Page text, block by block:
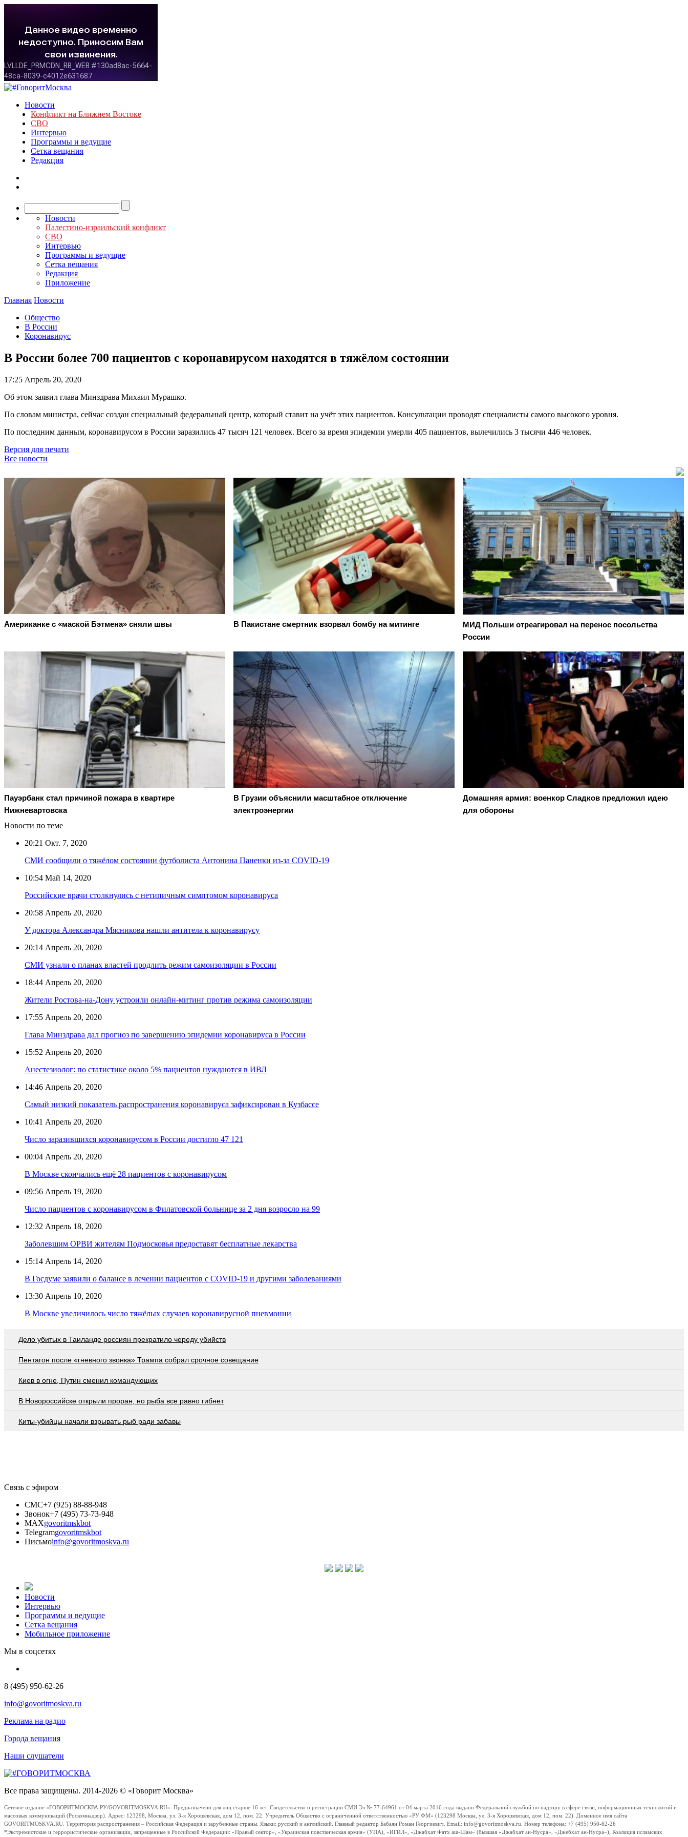
Новости
Конфликт на Ближнем Востоке
СВО
Интервью
Программы и ведущие
Сетка вещания
Редакция
Новости
Палестино-израильский конфликт
СВО
Интервью
Программы и ведущие
Сетка вещания
Редакция
Приложение
Главная Новости
Общество
В России
Коронавирус
В России более 700 пациентов с коронавирусом находятся в тяжёлом состоянии
17:25 Апрель 20, 2020
Об этом заявил глава Минздрава Михаил Мурашко.
По словам министра, сейчас создан специальный федеральный центр, который ставит на учёт этих пациентов. Консультации проводят специалисты самого высокого уровня.
По последним данным, коронавирусом в России заразились 47 тысяч 121 человек. Всего за время эпидемии умерли 405 пациентов, вылечились 3 тысячи 446 человек.
Версия для печати
Все новости
Американке с «маской Бэтмена» сняли швы В Пакистане смертник взорвал бомбу на митинге
МИД Польши отреагировал на перенос посольства
России
Пауэрбанк стал причиной пожара в квартире
Нижневартовска
В Грузии объяснили масштабное отключение
электроэнергии
Домашняя армия: военкор Сладков предложил идею
для обороны
Новости по теме
20:21 Окт. 7, 2020
СМИ сообщили о тяжёлом состоянии футболиста Антонина Паненки из-за COVID-19
10:54 Май 14, 2020
Российские врачи столкнулись с нетипичным симптомом коронавируса
20:58 Апрель 20, 2020
У доктора Александра Мясникова нашли антитела к коронавирусу
20:14 Апрель 20, 2020
СМИ узнали о планах властей продлить режим самоизоляции в России
18:44 Апрель 20, 2020
Жители Ростова-на-Дону устроили онлайн-митинг против режима самоизоляции
17:55 Апрель 20, 2020
Глава Минздрава дал прогноз по завершению эпидемии коронавируса в России
15:52 Апрель 20, 2020
Анестезиолог: по статистике около 5% пациентов нуждаются в ИВЛ
14:46 Апрель 20, 2020
Самый низкий показатель распространения коронавируса зафиксирован в Кузбассе
10:41 Апрель 20, 2020
Число заразившихся коронавирусом в России достигло 47 121
00:04 Апрель 20, 2020
В Москве скончались ещё 28 пациентов с коронавирусом
09:56 Апрель 19, 2020
Число пациентов с коронавирусом в Филатовской больнице за 2 дня возросло на 99
12:32 Апрель 18, 2020
Заболевшим ОРВИ жителям Подмосковья предоставят бесплатные лекарства
15:14 Апрель 14, 2020
В Госдуме заявили о балансе в лечении пациентов с COVID-19 и другими заболеваниями
13:30 Апрель 10, 2020
В Москве увеличилось число тяжёлых случаев коронавирусной пневмонии
Дело убитых в Таиланде россиян прекратило череду убийств
Пентагон после «гневного звонка» Трампа собрал срочное совещание
Киев в огне, Путин сменил командующих
В Новороссийске открыли проран, но рыба все равно гибнет
Киты-убийцы начали взрывать рыб ради забавы
Связь с эфиром
СМС+7 (925) 88-88-948
Звонок+7 (495) 73-73-948
MAXgovoritmskbot
Telegramgovoritmskbot
Письмоinfo@govoritmoskva.ru
Новости
Интервью
Программы и ведущие
Сетка вещания
Мобильное приложение
Мы в соцсетях
8 (495) 950-62-26
info@govoritmoskva.ru
Реклама на радио
Города вещания
Наши слушатели
Все права защищены. 2014-2026 © «Говорит Москва»
Сетевое издание «ГОВОРИТМОСКВА.РУ/GOVORITMOSKVA.RU». Предназначено для лиц старше 16 лет. Свидетельство о регистрации СМИ Эл № 77-64961 от 04 марта 2016 года выдано Федеральной службой по надзору в сфере связи, информационных технологий и
массовых коммуникаций (Роскомнадзор). Адрес: 123298, Москва, ул. 3-я Хорошевская, дом 12, пом. 22. Учредитель Общество с ограниченной ответственностью «РУ ФМ» (123298 Москва, ул. 3-я Хорошевская, дом 12, пом. 22). Доменное имя сайта
GOVORITMOSKVA.RU. Территория распространения – Российская Федерация и зарубежные страны. Языки: русский и английский. Главный редактор Бабаян Роман Георгиевич. Email: info@govoritmoskva.ru. Номер телефона: +7 (495) 950-62-26
*Экстремистские и террористические организации, запрещенные в Российской Федерации: «Правый сектор», «Украинская повстанческая армия» (УПА), «ИГИЛ», «Джабхат Фатх аш-Шам» (бывшая «Джабхат ан-Нусра», «Джебхат ан-Нусра»), Коалиция исламских